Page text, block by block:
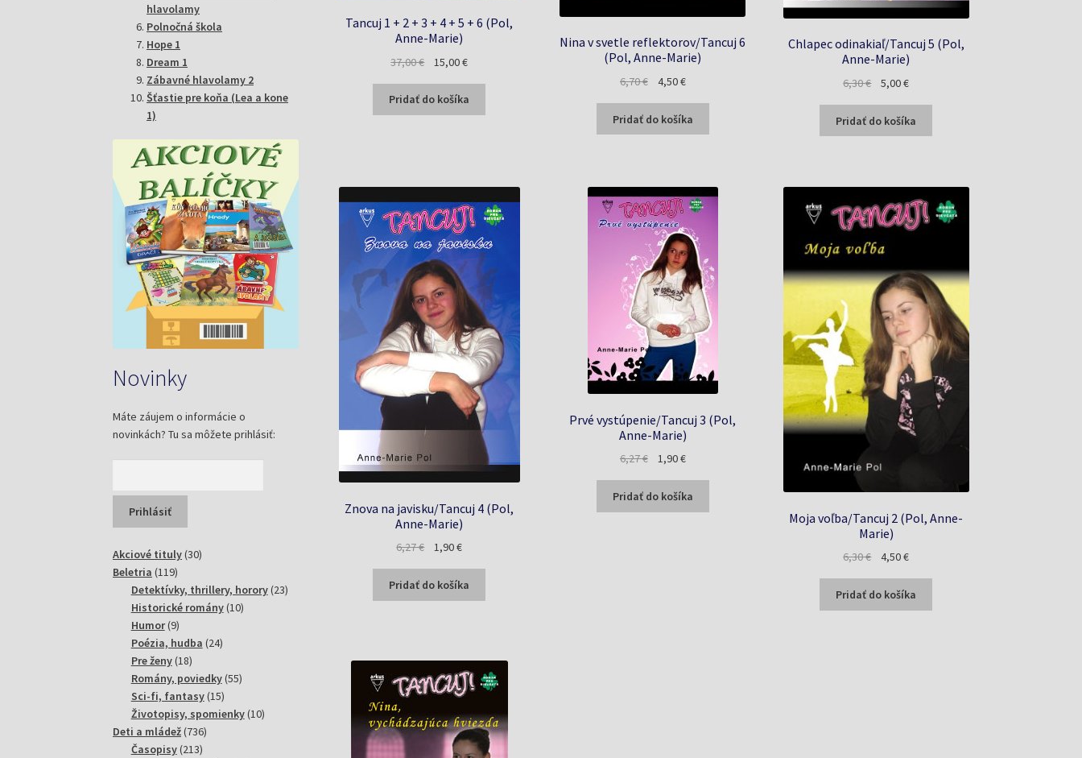
Tancuj 1 + 2 + 3 + 4 + 5 + 6 (Pol,
Anne-Marie)
37,00€
Pôvodná
bola:
37,00 €.
15,00€Aktuálna
je:
15,00 €.
Pridať do košíka
Nina v svetle reflektorov/Tancuj 6
(Pol, Anne-Marie)
6,70€
Pôvodná
bola:
6,70 €.
4,50€Aktuálna
je:
4,50 €.
Pridať do košíka
Chlapec odinakiaľ/Tancuj 5 (Pol,
Anne-Marie)
6,30€
Pôvodná
bola:
6,30 €.
5,00€Aktuálna
je:
5,00 €.
Pridať do košíka
Znova na javisku/Tancuj 4 (Pol,
Anne-Marie)
6,27€
Pôvodná
bola:
6,27 €.
1,90€Aktuálna
je:
1,90 €.
Pridať do košíka
Prvé vystúpenie/Tancuj 3 (Pol,
Anne-Marie)
6,27€
Pôvodná
bola:
6,27 €.
1,90€Aktuálna
je:
1,90 €.
Pridať do košíka
Moja voľba/Tancuj 2 (Pol, Anne-
Marie)
6,30€
Pôvodná
bola:
6,30 €.
4,50€Aktuálna
je:
4,50 €.
Pridať do košíka
hlavolamy
Polnočná škola
Hope 1
Dream 1
Zábavné hlavolamy 2
Šťastie pre koňa (Lea a kone
1)
Novinky
Máte záujem o informácie o
novinkách? Tu sa môžete prihlásiť:
Akciové tituly 3030
Beletria 119119
produktov
Detektívky, thrillery, horory 2323
Historické romány 1010
Humor 99
produktov
Poézia, hudba 2424
Pre ženy 1818
produktov
Romány, poviedky 5555
Sci-fi, fantasy 1515
produktov
Životopisy, spomienky 1010
Deti a mládež 736736
Časopisy 213213